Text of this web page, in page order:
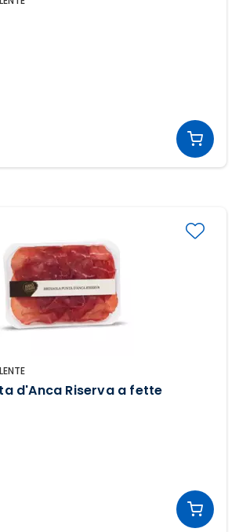
d'Anca Riserva a fette